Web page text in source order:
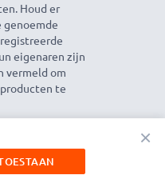
Houd er
genoemde
eigenaren zijn
vermeld om
te
×